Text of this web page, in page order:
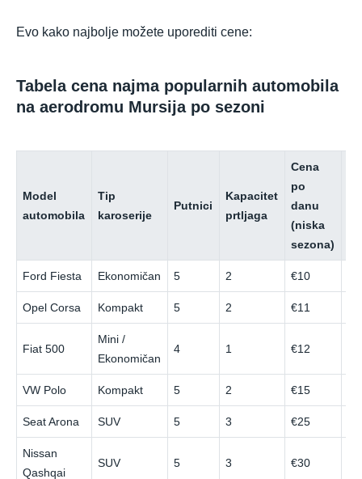
Evo kako najbolje možete uporediti cene:
Tabela cena najma popularnih automobila
na aerodromu Mursija po sezoni
Model
automobila
Tip
karoserije
Putnici
Kapacitet
prtljaga
Cena
po
danu
(niska
sezona)
Ford Fiesta Ekonomičan 5 2 €10
Opel Corsa Kompakt 5 2 €11
Fiat 500
Mini /
Ekonomičan
4 1 €12
VW Polo Kompakt 5 2 €15
Seat Arona SUV 5 3 €25
Nissan
Qashqai
SUV 5 3 €30